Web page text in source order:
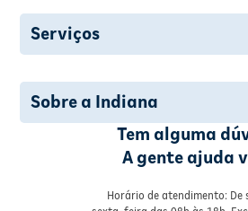
Serviços
Sobre a Indiana
Tem alguma
A gente ajuda
Horário de atendimento: De